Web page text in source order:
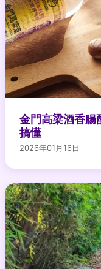
金門高梁酒香腸
搞懂
2026年01月16日